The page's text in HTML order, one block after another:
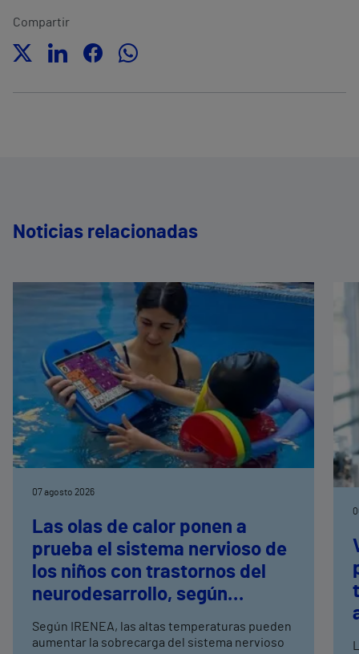
Compartir
Noticias relacionadas
07 agosto 2026
Las olas de calor ponen a
prueba el sistema nervioso de
los niños con trastornos del
neurodesarrollo, según
neurorrehabilitación
Según IRENEA, las altas temperaturas pueden
aumentar la sobrecarga del sistema nervioso